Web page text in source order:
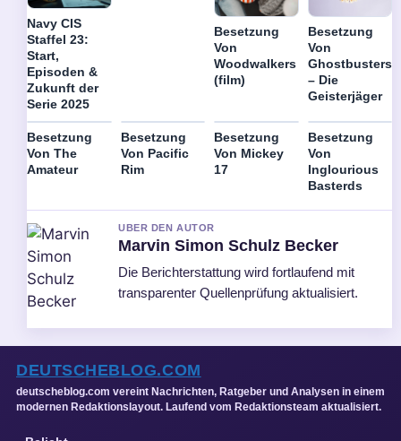
Navy CIS
Staffel 23:
Start,
Episoden &
Zukunft der
Serie 2025
Besetzung
Von
Woodwalkers
(film)
Besetzung
Von
Ghostbusters
– Die
Geisterjäger
Besetzung
Von The
Amateur
Besetzung
Von Pacific
Rim
Besetzung
Von Mickey
17
Besetzung
Von
Inglourious
Basterds
UBER DEN AUTOR
Marvin Simon Schulz Becker
Die Berichterstattung wird fortlaufend mit
transparenter Quellenprüfung aktualisiert.
DEUTSCHEBLOG.COM
deutscheblog.com vereint Nachrichten, Ratgeber und Analysen in einem
modernen Redaktionslayout. Laufend vom Redaktionsteam aktualisiert.